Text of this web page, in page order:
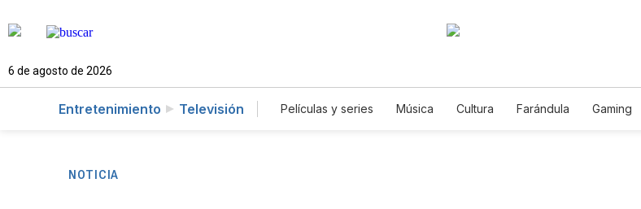
6 de agosto de 2026
Entretenimiento Televisión Películas y series Música Cultura Farándula Gaming
NOTICIA